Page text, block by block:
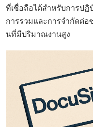
ที่เชื่อถือได้สำหรับการป
การรวมและการจำกัดต่อ
นที่มีปริมาณงานสูง